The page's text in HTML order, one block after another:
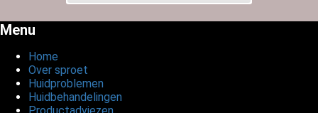
Menu
Home
Over sproet
Huidproblemen
Huidbehandelingen